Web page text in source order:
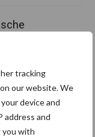
tracking
our website. We
device and
address and
you with